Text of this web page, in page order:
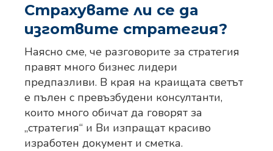
Страхувате ли се да
изготвите стратегия?
Наясно сме, че разговорите за стратегия
правят много бизнес лидери
предпазливи. В края на краищата светът
е пълен с превъзбудени консултанти,
които много обичат да говорят за
„стратегия“ и Ви изпращат красиво
изработен документ и сметка.